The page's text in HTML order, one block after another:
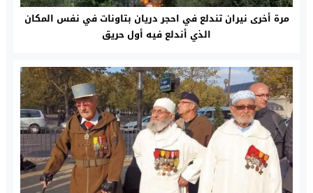
مرة أخرى نيران تندلع في احجر دريان بتاونات في نفس المكان
الذي أندلع فيه أول حريق